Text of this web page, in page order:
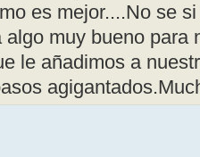
es mejor....No se
algo muy bueno para
le añadimos a